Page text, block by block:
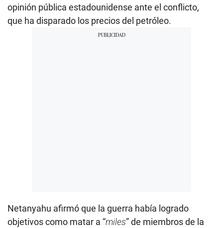
opinión pública estadounidense ante el conflicto,
que ha disparado los precios del petróleo.
Netanyahu afirmó que la guerra había logrado
objetivos como matar a “miles” de miembros de la